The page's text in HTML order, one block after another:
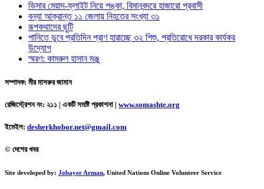
ভিসার মেয়াদ-ফ্লাইট নিয়ে শঙ্কা, বিমানবন্দরে হাজারো প্রবাসী
বন্যা আক্রান্ত ১১ জেলায় নিহতের সংখ্যা ৩১
রূপকথাদের ছুটি
পানিতে ডুবে প্রতিদিন প্রাণ হারাচ্ছে ৩২ শিশু, প্রতিরোধে দরকার কার্যকর
উদ্যোগ
স্মরণ: কামরুল হাসান মঞ্জু
সম্পাদক: মীর মাসরুর জামান
রেজিস্ট্রেশন নং: ২১১ | একটি সমষ্টি প্রকাশনা | www.somashte.org
ইমেইল: desherkhobor.net@gmail.com
© দেশের খবর
Site developed by: Jobayer Arman, United Nations Online Volunteer Service